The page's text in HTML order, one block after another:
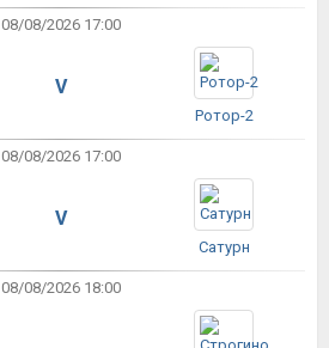
08/08/2026 17:00
V
Ротор-2
08/08/2026 17:00
V
Сатурн
08/08/2026 18:00